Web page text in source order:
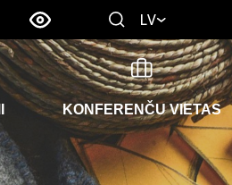
LV
KONFERENČU VIETAS